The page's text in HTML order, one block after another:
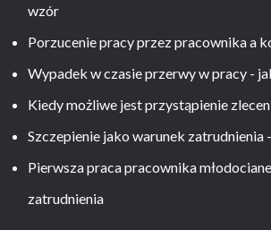
wzór
Porzucenie pracy przez pracownika a
Wypadek w czasie przerwy w pracy -
Kiedy możliwe jest przystąpienie
Szczepienie jako warunek zatrudnienia
Pierwsza praca pracownika
zatrudnienia